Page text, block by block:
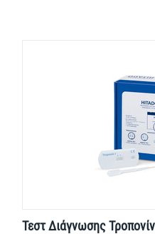
Τεστ Διάγνωσης